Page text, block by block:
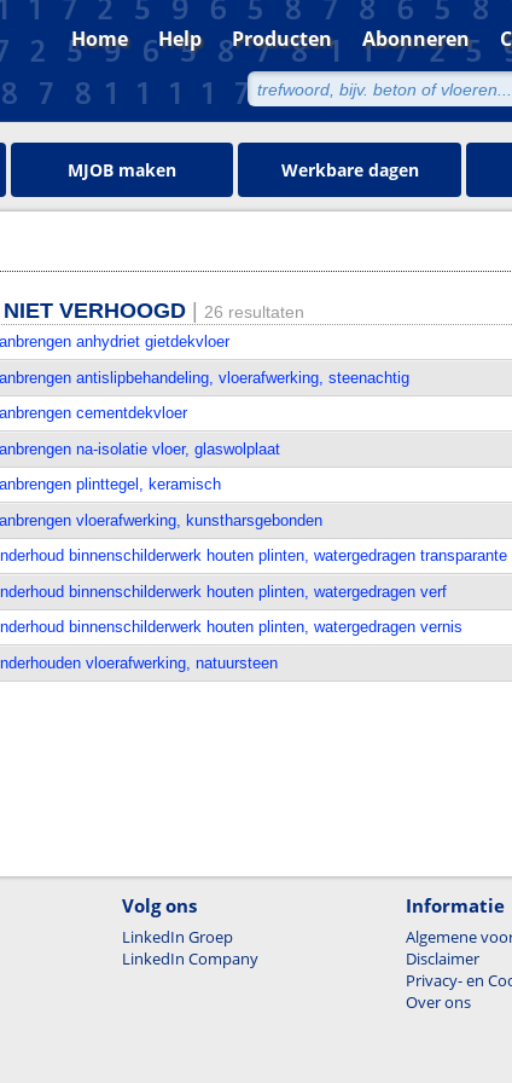
Home Help Producten Abonneren
MJOB maken Werkbare dagen
VERHOOGD 26 resultaten
anhydriet gietdekvloer
antislipbehandeling, vloerafwerking, steenachtig
cementdekvloer
na-isolatie vloer, glaswolplaat
plinttegel, keramisch
vloerafwerking, kunstharsgebonden
binnenschilderwerk houten plinten, watergedragen
binnenschilderwerk houten plinten, watergedragen verf
binnenschilderwerk houten plinten, watergedragen vernis
vloerafwerking, natuursteen
Volg ons
LinkedIn Groep
LinkedIn Company
Informatie
Algemene
Disclaimer
Privacy- en
Over ons